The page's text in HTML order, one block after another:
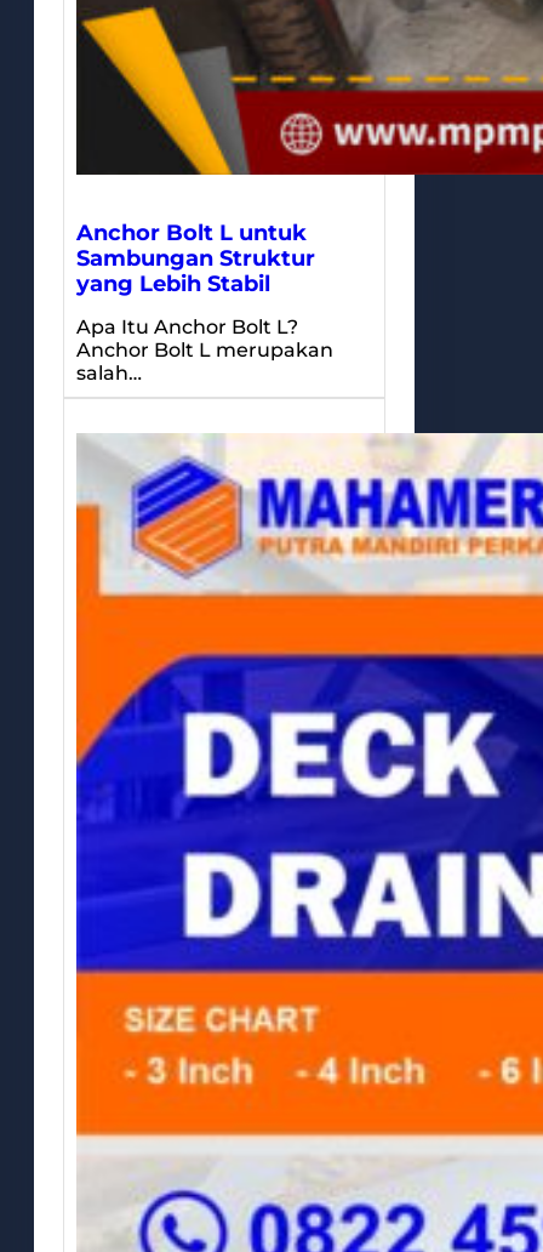
Anchor Bolt L untuk
Sambungan Struktur
yang Lebih Stabil
Apa Itu Anchor Bolt L?
Anchor Bolt L merupakan
salah…